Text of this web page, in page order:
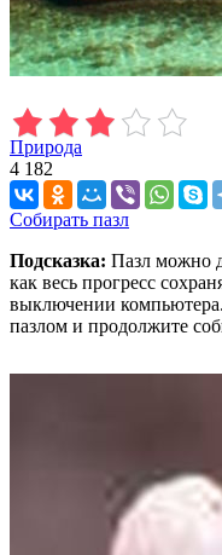
Природа
4 182
Собирать пазл
Подсказка: Пазл можно
как весь прогресс
выключении
пазлом и продолжите